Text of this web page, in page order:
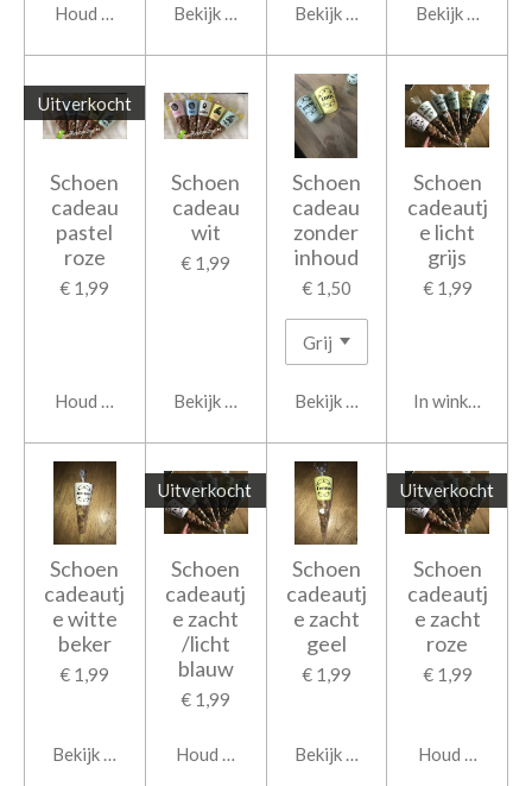
Houd mij op de hoogte
Bekijk details Bekijk details Bekijk details
Uitverkocht
Schoen
cadeau
pastel
roze
€ 1,99
Houd mij op de hoogte
Schoen
cadeau
wit
€ 1,99
Bekijk details
Schoen
cadeau
zonder
inhoud
€ 1,50
Bekijk details
Schoen
cadeautj
e licht
grijs
€ 1,99
In
Schoen
cadeautj
e witte
beker
€ 1,99
Bekijk details
Uitverkocht
Schoen
cadeautj
e zacht
/licht
blauw
€ 1,99
Houd mij op de hoogte
Schoen
cadeautj
e zacht
geel
€ 1,99
Bekijk details
Uitverkocht
Schoen
cadeautj
e zacht
roze
€ 1,99
Houd mij op